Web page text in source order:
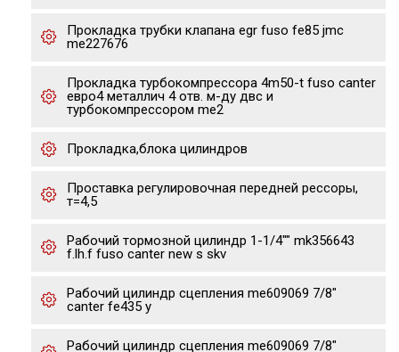
Прокладка трубки клапана egr fuso fe85 jmc
me227676
Прокладка турбокомпрессора 4m50-t fuso canter
евро4 металлич 4 отв. м-ду двс и
турбокомпрессором me2
Прокладка,блока цилиндров
Проставка регулировочная передней рессоры,
т=4,5
Рабочий тормозной цилиндр 1-1/4"" mk356643
f.lh.f fuso canter new s skv
Рабочий цилиндр сцепления me609069 7/8"
canter fe435 y
Рабочий цилиндр сцепления me609069 7/8"